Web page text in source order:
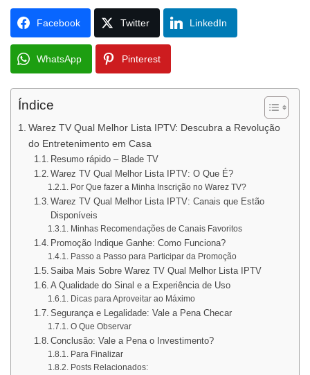
Facebook Twitter LinkedIn
WhatsApp Pinterest
Índice
Warez TV Qual Melhor Lista IPTV: Descubra a Revolução
do Entretenimento em Casa
Resumo rápido – Blade TV
Warez TV Qual Melhor Lista IPTV: O Que É?
Por Que fazer a Minha Inscrição no Warez TV?
Warez TV Qual Melhor Lista IPTV: Canais que Estão
Disponíveis
Minhas Recomendações de Canais Favoritos
Promoção Indique Ganhe: Como Funciona?
Passo a Passo para Participar da Promoção
Saiba Mais Sobre Warez TV Qual Melhor Lista IPTV
A Qualidade do Sinal e a Experiência de Uso
Dicas para Aproveitar ao Máximo
Segurança e Legalidade: Vale a Pena Checar
O Que Observar
Conclusão: Vale a Pena o Investimento?
Para Finalizar
Posts Relacionados: